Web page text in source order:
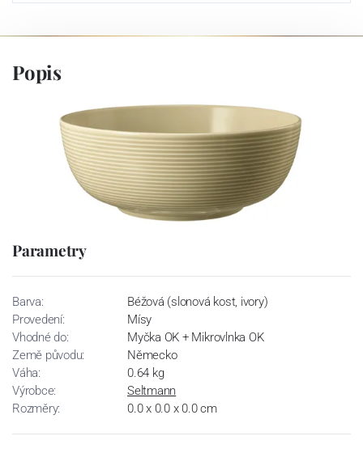
Popis
Parametry
Barva:
Béžová (slonová kost, ivory)
Provedení:
Mísy
Vhodné do:
Myčka OK + Mikrovlnka OK
Země původu:
Německo
Váha:
0.64 kg
Výrobce:
Seltmann
Rozměry:
0.0 x 0.0 x 0.0 cm